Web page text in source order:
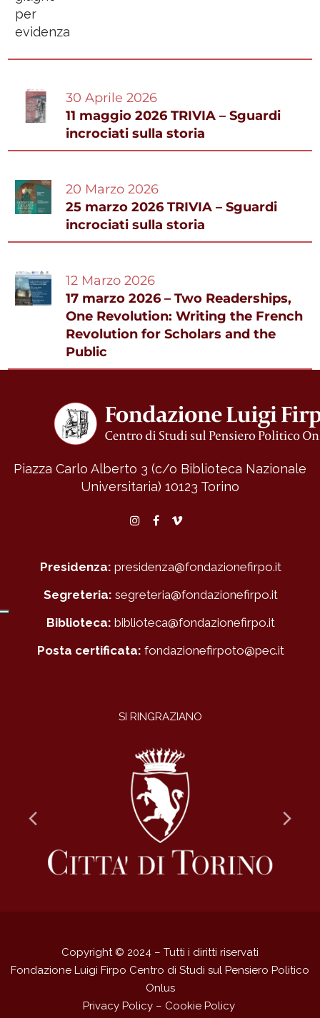
30 Aprile 2026
11 maggio 2026 TRIVIA – Sguardi
incrociati sulla storia
20 Marzo 2026
25 marzo 2026 TRIVIA – Sguardi
incrociati sulla storia
12 Marzo 2026
17 marzo 2026 – Two Readerships,
One Revolution: Writing the French
Revolution for Scholars and the
Public
Piazza Carlo Alberto 3 (c/o Biblioteca Nazionale
Universitaria) 10123 Torino
Instagram
Facebook
Vimeo
Presidenza: presidenza@fondazionefirpo.it
Segreteria: segreteria@fondazionefirpo.it
Biblioteca: biblioteca@fondazionefirpo.it
Posta certificata: fondazionefirpoto@pec.it
SI RINGRAZIANO
Slide
Copyright © 2024 – Tutti i diritti riservati
Fondazione Luigi Firpo Centro di Studi sul Pensiero Politico
Onlus
Privacy Policy– Cookie Policy